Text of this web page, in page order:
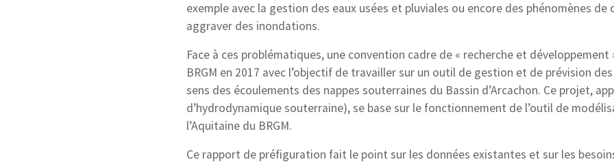
exemple avec la gestion des eaux usées et pluviales ou encore des phénomènes
aggraver des inondations.
Face à ces problématiques, une convention cadre de « recherche et développement
BRGM en 2017 avec l’objectif de travailler sur un outil de gestion et de prévision
sens des écoulements des nappes souterraines du Bassin d’Arcachon. Ce projet,
d’hydrodynamique souterraine), se base sur le fonctionnement de l’outil de
l’Aquitaine du BRGM.
Ce rapport de préfiguration fait le point sur les données existantes et sur les